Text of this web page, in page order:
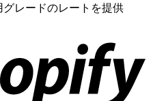
レードのレートを提供